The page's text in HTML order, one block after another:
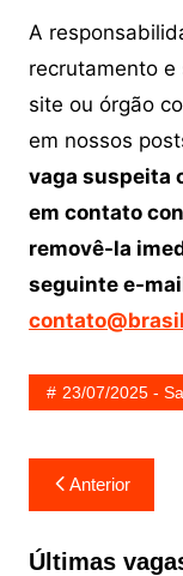
A
recrutamento e
site ou órgão
em nossos
vaga suspeita
em contato
removê-la
seguinte e-
23/07/2025 -
Navegação
de
Post
Anterior
Últimas